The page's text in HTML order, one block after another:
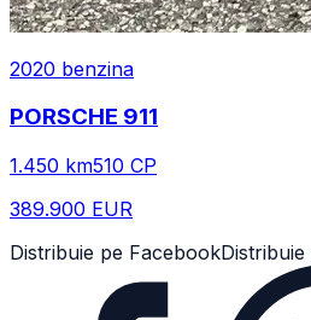
2020 benzina
PORSCHE 911
1.450 km510 CP
389.900 EUR
Distribuie pe Facebook